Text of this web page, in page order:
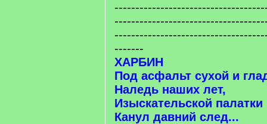
-------
ХАРБИН
Под асфальт сухой и
Наледь наших лет,
Изыскательской палатки
Канул давний след...